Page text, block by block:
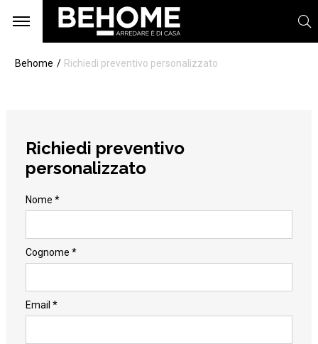
Behome Richiedi preventivo personalizzato
Richiedi preventivo
personalizzato
Nome *
Cognome *
Email *